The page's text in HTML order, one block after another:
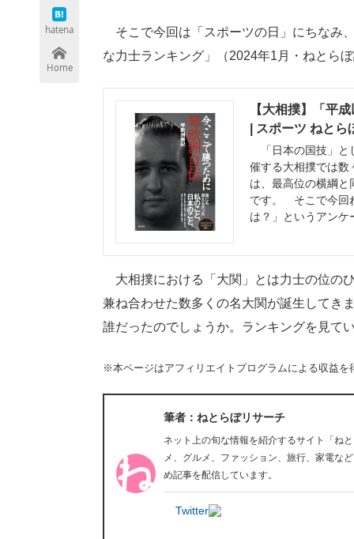
hatena
Home
そこで今回は「スポーツの日」にちなみ
な力士ランキング」（2024年1月・ねとら
【大相撲】「平
| スポーツ ねとら
「日本の国技」と
催する大相撲では数
は、最高位の横綱
です。 そこで今回
は？」というアン
大相撲における「大関」とは力士の位の
兼ね合わせた数多くの名大関が誕生してき
誰だったのでしょうか。ランキングを見て
※本ページはアフィリエイトプログラムによる収益を
筆者：ねとらぼリサーチ
ネット上の旬な情報を紹介するサイト「ね
メ、グルメ、ファッション、旅行、家電な
め記事を配信しています。
Twitter